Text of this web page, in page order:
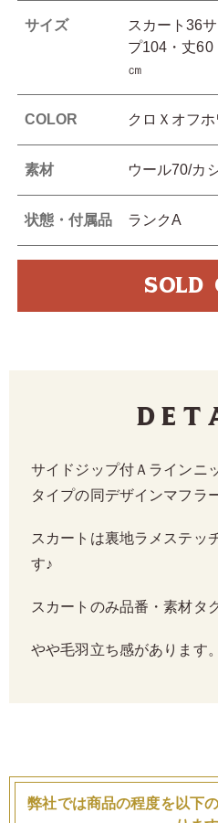
サイズ
スカート36
プ104・丈
㎝
COLOR クロＸオフ
素材 ウール70/カ
状態・付属品 ランクA
SOLD
サイドジップ付Ａラインニ
タイプの同デザインマフラ
スカートは裏地ラメステッ
す♪
スカートのみ品番・素材タ
やや毛羽立ち感があります。
弊社では商品の程度を以下